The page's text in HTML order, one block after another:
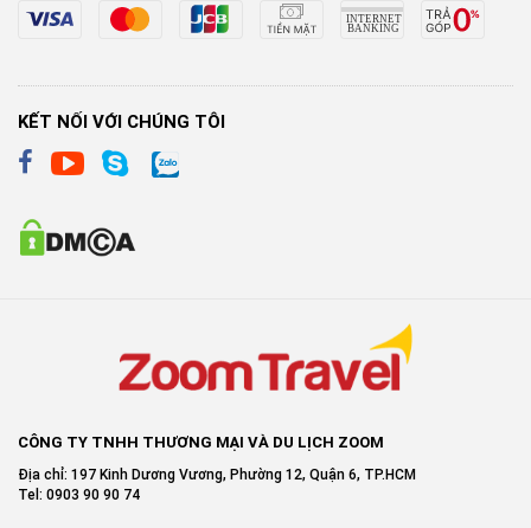
KẾT NỐI VỚI CHÚNG TÔI
CÔNG TY TNHH THƯƠNG MẠI VÀ DU LỊCH ZOOM
Địa chỉ: 197 Kinh Dương Vương, Phường 12, Quận 6, TP.HCM
Tel: 0903 90 90 74